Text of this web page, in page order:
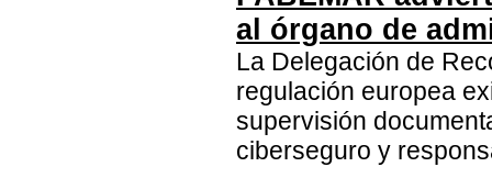
al órgano de
La Delegación de
regulación europea
supervisión
ciberseguro y